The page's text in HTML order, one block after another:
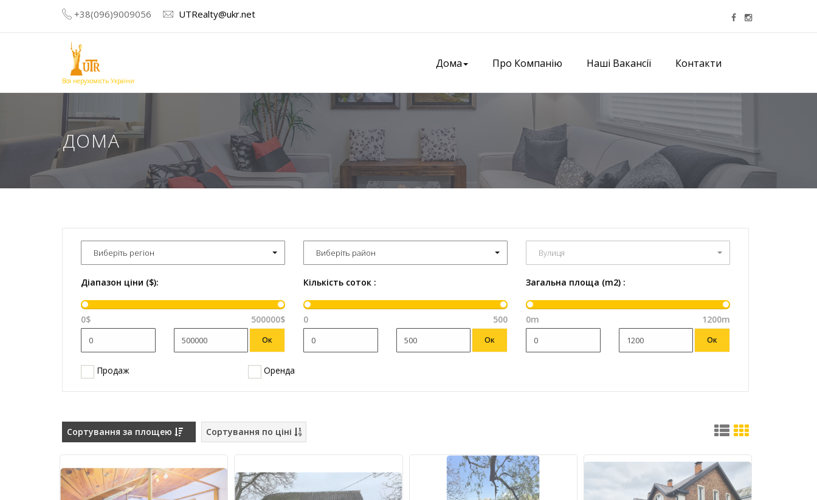
+38(096)9009056 UTRealty@ukr.net
Вся нерухомість України
Дома Про Компанію Наші Вакансії Контакти
ДОМА
Виберіть регіон Виберіть район Вулиця
Діапазон ціни ($):
0$ 500000$
Ок
Кількість соток :
0 500
Ок
Загальна площа (m2) :
0m 1200m
Ок
Продаж Оренда
Сортування за площею Сортування по ціні